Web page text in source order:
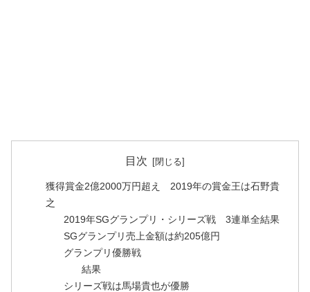
目次
獲得賞金2億2000万円超え 2019年の賞金王は石野貴
之
2019年SGグランプリ・シリーズ戦 3連単全結果
SGグランプリ売上金額は約205億円
グランプリ優勝戦
結果
シリーズ戦は馬場貴也が優勝